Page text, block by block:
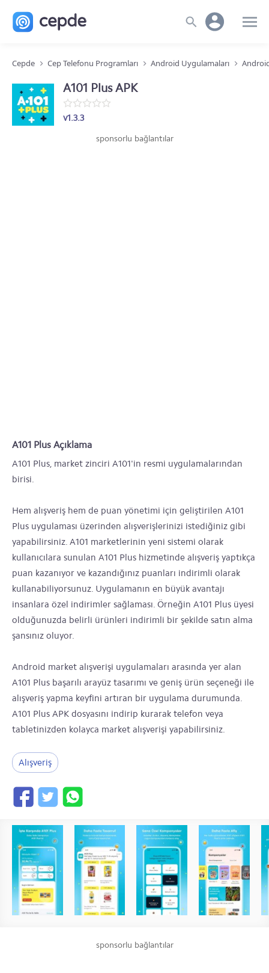
Cepde Cep Telefonu Programları Android Uygulamaları
A101 Plus APK
v1.3.3
sponsorlu bağlantılar
A101 Plus Açıklama
A101 Plus, market zinciri A101'in resmi uygulamalarından
birisi.
Hem alışveriş hem de puan yönetimi için geliştirilen A101
Plus uygulaması üzerinden alışverişlerinizi istediğiniz gibi
yapabilirsiniz. A101 marketlerinin yeni sistemi olarak
kullanıcılara sunulan A101 Plus hizmetinde alışveriş yaptıkça
puan kazanıyor ve kazandığınız puanları indirimli olarak
kullanabiliyorsunuz. Uygulamanın en büyük avantajı
insanlara özel indirimler sağlaması. Örneğin A101 Plus üyesi
olduğunuzda belirli ürünleri indirimli bir şekilde satın alma
şansınız oluyor.
Android market alışverişi uygulamaları arasında yer alan
A101 Plus başarılı arayüz tasarımı ve geniş ürün seçeneği ile
alışveriş yapma keyfini artıran bir uygulama durumunda.
A101 Plus APK dosyasını indirip kurarak telefon veya
tabletinizden kolayca market alışverişi yapabilirsiniz.
Alışveriş
sponsorlu bağlantılar